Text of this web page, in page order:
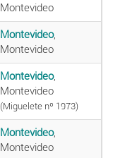
Montevideo
Montevideo,
Montevideo
Montevideo,
Montevideo
(Miguelete nº 1973)
Montevideo,
Montevideo